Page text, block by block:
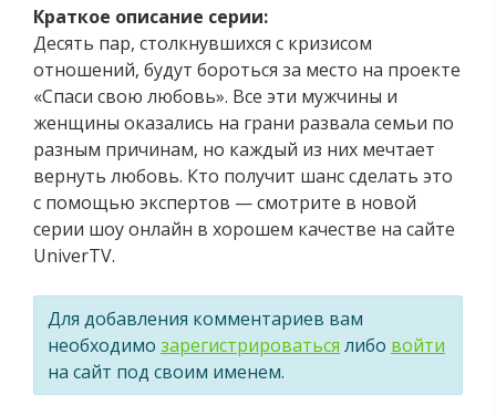
Краткое описание серии:
Десять пар, столкнувшихся с кризисом
отношений, будут бороться за место на проекте
«Спаси свою любовь». Все эти мужчины и
женщины оказались на грани развала семьи по
разным причинам, но каждый из них мечтает
вернуть любовь. Кто получит шанс сделать это
с помощью экспертов — смотрите в новой
серии шоу онлайн в хорошем качестве на сайте
UniverTV.
Для добавления комментариев вам
необходимо зарегистрироваться либо войти
на сайт под своим именем.